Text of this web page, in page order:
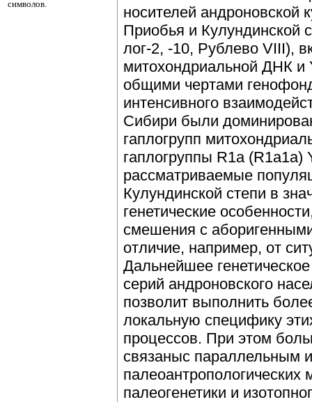
символов.
носителей андроновской
Приобья и Кулундинской
лог-2, -10, Рублево VIII),
митохондриальной ДНК и
общими чертами
интенсивного
Сибири были
гаплогрупп
гаплогруппы R1a
рассматриваемые
Кулундинской степи в
генетические
смешения с
отличие, например, от
Дальнейшее
серий андроновского
позволит выполнить
локальную специфику
процессов. При этом
связаныс параллельным
палеогенетики и